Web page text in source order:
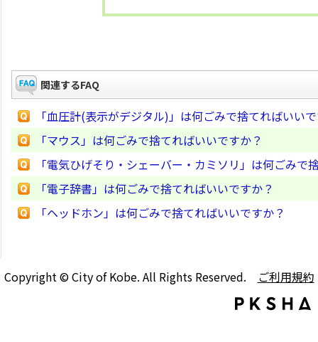
関連するFAQ
「血圧計(表示がデジタル)」は何ごみで捨てればいい
「マウス」は何ごみで捨てればいいですか？
「電気ひげそり・シェーバー・カミソリ」は何ごみで
「電子辞書」は何ごみで捨てればいいですか？
「ヘッドホン」は何ごみで捨てればいいですか？
Copyright © City of Kobe. All Rights Reserved. ご利用規約